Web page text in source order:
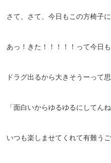
さて、さて、今日もこの方椅子
あっ！きた！！！！！って今日
ドラグ出るから大きそうーって
「面白いからゆるゆるにしてん
いつも楽しませてくれて有難う